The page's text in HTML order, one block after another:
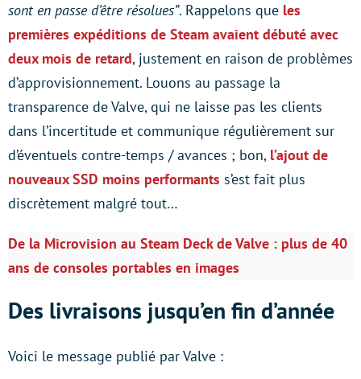
sont en passe d’être résolues”. Rappelons que les
premières expéditions de Steam avaient débuté avec
deux mois de retard, justement en raison de problèmes
d’approvisionnement. Louons au passage la
transparence de Valve, qui ne laisse pas les clients
dans l’incertitude et communique régulièrement sur
d’éventuels contre-temps / avances ; bon, l’ajout de
nouveaux SSD moins performants s’est fait plus
discrètement malgré tout…
De la Microvision au Steam Deck de Valve : plus de 40
ans de consoles portables en images
Des livraisons jusqu’en fin d’année
Voici le message publié par Valve :